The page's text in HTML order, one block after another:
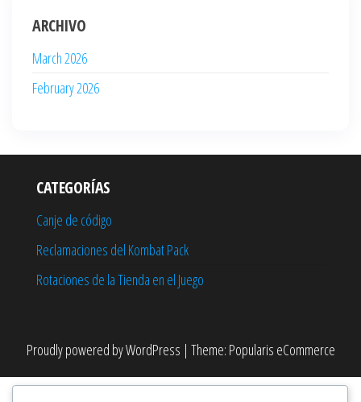
ARCHIVO
March 2026
February 2026
CATEGORÍAS
Canje de código
Reclamaciones del Kombat Pack
Rotaciones de la Tienda en el Juego
Proudly powered byWordPress | Theme: Popularis eCommerce